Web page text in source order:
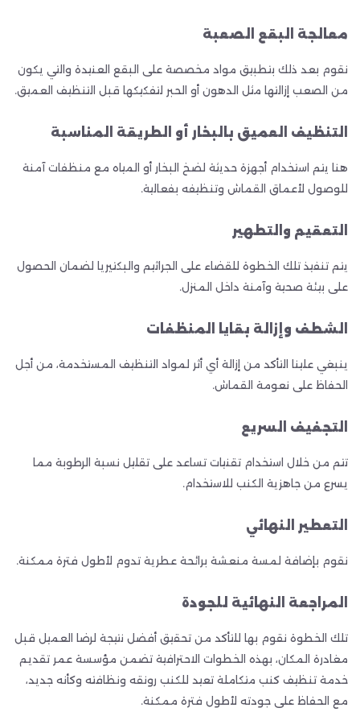
معالجة البقع الصعبة
نقوم بعد ذلك بتطبيق مواد مخصصة على البقع العنيدة والتي يكون
من الصعب إزالتها مثل الدهون أو الحبر لتفكيكها قبل التنظيف العميق.
التنظيف العميق بالبخار أو الطريقة المناسبة
هنا يتم استخدام أجهزة حديثة لضخ البخار أو المياه مع منظفات آمنة
للوصول لأعماق القماش وتنظيفه بفعالية.
التعقيم والتطهير
يتم تنفيذ تلك الخطوة للقضاء على الجراثيم والبكتيريا لضمان الحصول
على بيئة صحية وآمنة داخل المنزل.
الشطف وإزالة بقايا المنظفات
ينبغي علينا التأكد من إزالة أي أثر لمواد التنظيف المستخدمة، من أجل
الحفاظ على نعومة القماش.
التجفيف السريع
تتم من خلال استخدام تقنيات تساعد على تقليل نسبة الرطوبة مما
يسرع من جاهزية الكنب للاستخدام.
التعطير النهائي
نقوم بإضافة لمسة منعشة برائحة عطرية تدوم لأطول فترة ممكنة.
المراجعة النهائية للجودة
تلك الخطوة نقوم بها للتأكد من تحقيق أفضل نتيجة لرضا العميل قبل
مغادرة المكان، بهذه الخطوات الاحترافية تضمن مؤسسة عمر تقديم
خدمة تنظيف كنب متكاملة تعيد للكنب رونقه ونظافته وكأنه جديد،
مع الحفاظ على جودته لأطول فترة ممكنة.